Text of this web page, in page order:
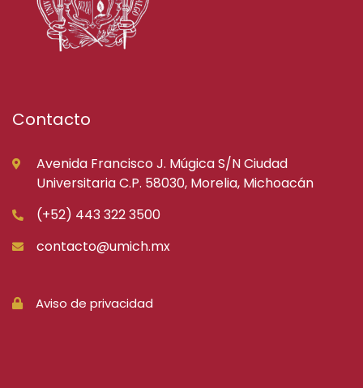
Contacto
Avenida Francisco J. Múgica S/N Ciudad
Universitaria C.P. 58030, Morelia, Michoacán
(+52) 443 322 3500
contacto@umich.mx
Aviso de privacidad